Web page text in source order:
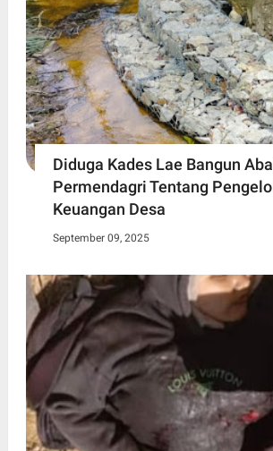
Diduga Kades Lae Bangun
Permendagri Tentang
Keuangan Desa
September 09, 2025